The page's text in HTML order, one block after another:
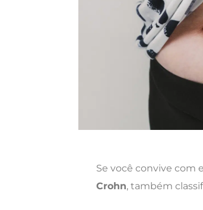
Se você convive com
Crohn, também